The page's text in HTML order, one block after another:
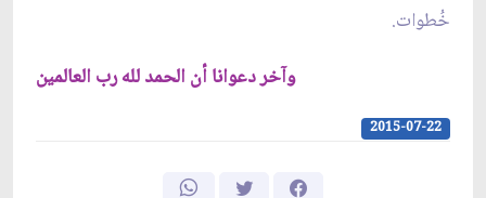
خُطوات.
وآخر دعوانا أن الحمد لله رب العالمين
2015-07-22